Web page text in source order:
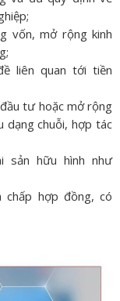
vốn, mở rộng kinh
liên quan tới tiền
tư hoặc mở rộng
dạng chuỗi, hợp tác
sản hữu hình như
chấp hợp đồng, có